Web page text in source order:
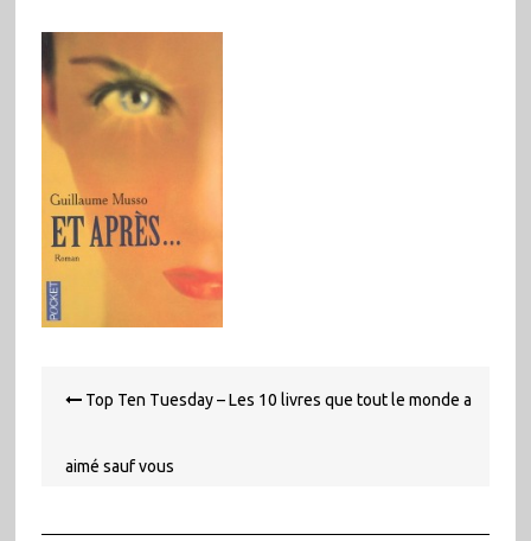
de Top Ten Tuesday – Les 10 livres que tout le monde a
aimé sauf vous